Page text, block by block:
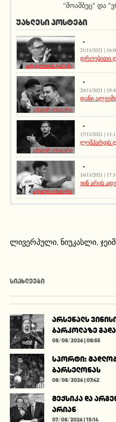
"მოამბეც" და
ᲣᲐᲮᲚᲔᲡᲘ ᲞᲝᲡᲢᲔᲑᲘ
კატეგორიის გარეშე
21/11/2021 |
დროებითი
აქეთურ-იქითური
20/11/2021 |
დანი
აქეთურ-იქითური
17/11/2021 |
ლემპარდს
აქეთურ-იქითური
16/11/2021 |
ვინ არის
ლივერპული, ნიუკასლი,
ᲡᲘᲐᲮᲚᲔᲔᲑᲘ
არსენალს
ბარკოლაზე
08/08/2026 | 08:55
სპორტი:
ბარსელონას
08/08/2026 | 07:42
მექსიკა და
არიან
07/08/2026 | 15:14